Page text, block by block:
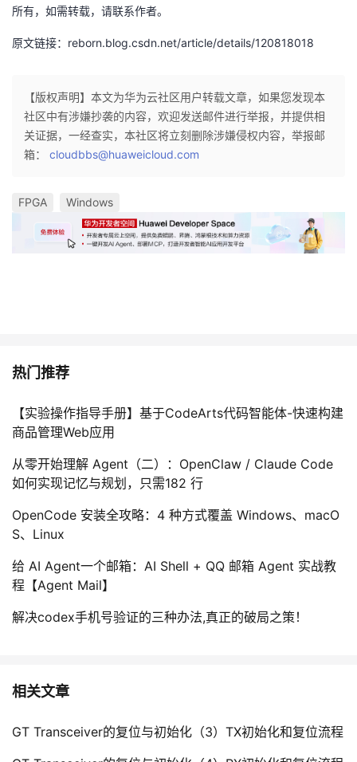
所有，如需转载，请联系作者。
原文链接：reborn.blog.csdn.net/article/details/120818018
【版权声明】本文为华为云社区用户转载文章，如果您发现本
社区中有涉嫌抄袭的内容，欢迎发送邮件进行举报，并提供相
关证据，一经查实，本社区将立刻删除涉嫌侵权内容，举报邮
箱： cloudbbs@huaweicloud.com
FPGA Windows
热门推荐
【实验操作指导手册】基于CodeArts代码智能体-快速构建
商品管理Web应用
从零开始理解 Agent（二）：OpenClaw / Claude Code
如何实现记忆与规划，只需182 行
OpenCode 安装全攻略：4 种方式覆盖 Windows、macO
S、Linux
给 AI Agent一个邮箱：AI Shell + QQ 邮箱 Agent 实战教
程【Agent Mail】
解决codex手机号验证的三种办法,真正的破局之策！
相关文章
GT Transceiver的复位与初始化（3）TX初始化和复位流程